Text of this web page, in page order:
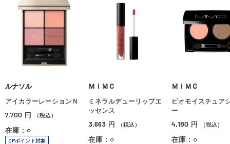
ルナソル
アイカラーレーションＮ
7,700 円 （税込）
在庫：○
OPポイント対象
ＭｉＭＣ
ミネラルデューリップエ
ッセンス
3,663 円 （税込）
在庫：○
ＭｉＭＣ
ビオモイスチュア
ー
4,180 円 （税込）
在庫：○